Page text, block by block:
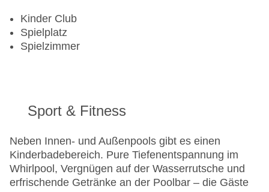
Kinder Club
Spielplatz
Spielzimmer
Sport & Fitness
Neben Innen- und Außenpools gibt es einen
Kinderbadebereich. Pure Tiefenentspannung im
Whirlpool, Vergnügen auf der Wasserrutsche und
erfrischende Getränke an der Poolbar – die Gäste